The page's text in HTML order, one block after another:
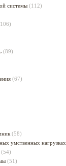
системы (112)
(89)
(67)
(58)
умственных нагрузках
(54)
(51)